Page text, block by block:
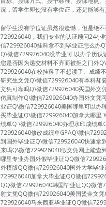
况，留学生即使没有学位证，还是能够有
留学生没有学位证虽然很遗憾，但是绝
729926040，我们专业的认证顾问24小
信729926040挂科拿不到毕业证怎么办
Q\微信729926040没毕业可 以办学历
您是否因为递交材料不齐而被拒之门外
729926040在校挂科了不想读了、成绩
研究生文凭Q\微信729926040有本科却
文凭可靠吗Q\微信729926040买国外文
仿真制作Q\微信729926040办国外文凭
业证Q\微信729926040美国哪里可以办
买毕业证Q\微信729926040加拿大哪里
绩单Q \微信729926040办理水印成绩
729926040修改成绩单GPAQ\微信
到国外毕业证Q\微信729926040快速拿
来吗Q\微信729926040假文凭网上能查
哪里专业办国外假毕业证QQ微信
外模版QQ微信729926040国外大学毕
729926040加拿大毕业证QQ微信
QQ微信729926040韩国毕业证QQ微
射文凭QQ微信729926040美国烫金文
729926040马来西亚毕业证QQ微信